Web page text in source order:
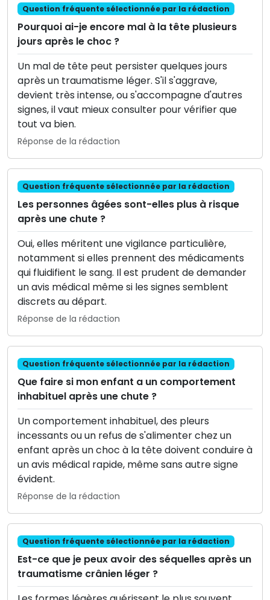
Question fréquente sélectionnée par la rédaction
Pourquoi ai-je encore mal à la tête plusieurs
jours après le choc ?
Un mal de tête peut persister quelques jours
après un traumatisme léger. S'il s'aggrave,
devient très intense, ou s'accompagne d'autres
signes, il vaut mieux consulter pour vérifier que
tout va bien.
Réponse de la rédaction
Question fréquente sélectionnée par la rédaction
Les personnes âgées sont-elles plus à risque
après une chute ?
Oui, elles méritent une vigilance particulière,
notamment si elles prennent des médicaments
qui fluidifient le sang. Il est prudent de demander
un avis médical même si les signes semblent
discrets au départ.
Réponse de la rédaction
Question fréquente sélectionnée par la rédaction
Que faire si mon enfant a un comportement
inhabituel après une chute ?
Un comportement inhabituel, des pleurs
incessants ou un refus de s'alimenter chez un
enfant après un choc à la tête doivent conduire à
un avis médical rapide, même sans autre signe
évident.
Réponse de la rédaction
Question fréquente sélectionnée par la rédaction
Est-ce que je peux avoir des séquelles après un
traumatisme crânien léger ?